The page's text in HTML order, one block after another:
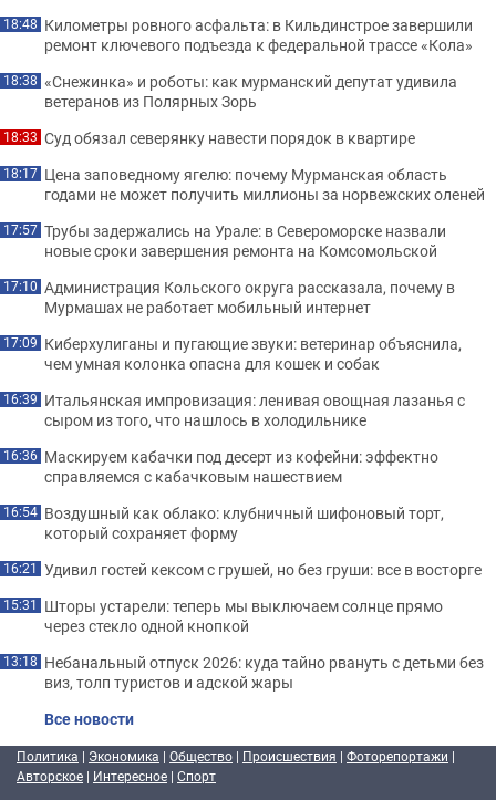
18:48 Километры ровного асфальта: в Кильдинстрое завершили
ремонт ключевого подъезда к федеральной трассе «Кола»
18:38 «Снежинка» и роботы: как мурманский депутат удивила
ветеранов из Полярных Зорь
18:33 Суд обязал северянку навести порядок в квартире
18:17 Цена заповедному ягелю: почему Мурманская область
годами не может получить миллионы за норвежских оленей
17:57 Трубы задержались на Урале: в Североморске назвали
новые сроки завершения ремонта на Комсомольской
17:10 Администрация Кольского округа рассказала, почему в
Мурмашах не работает мобильный интернет
17:09 Киберхулиганы и пугающие звуки: ветеринар объяснила,
чем умная колонка опасна для кошек и собак
16:39 Итальянская импровизация: ленивая овощная лазанья с
сыром из того, что нашлось в холодильнике
16:36 Маскируем кабачки под десерт из кофейни: эффектно
справляемся с кабачковым нашествием
16:54 Воздушный как облако: клубничный шифоновый торт,
который сохраняет форму
16:21 Удивил гостей кексом с грушей, но без груши: все в восторге
15:31 Шторы устарели: теперь мы выключаем солнце прямо
через стекло одной кнопкой
13:18 Небанальный отпуск 2026: куда тайно рвануть с детьми без
виз, толп туристов и адской жары
Все новости
Политика | Экономика | Общество | Происшествия | Фоторепортажи |
Авторское | Интересное | Спорт